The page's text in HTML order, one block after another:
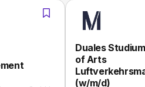
Duales
of Arts
(w/m/d)